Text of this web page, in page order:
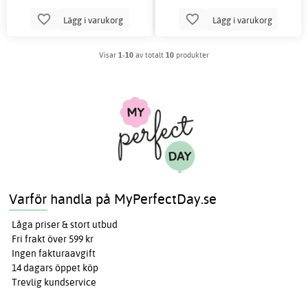
Lägg i varukorg Lägg i varukorg
Visar 1-10 av totalt 10 produkter
Varför handla på MyPerfectDay.se
Låga priser & stort utbud
Fri frakt över 599 kr
Ingen fakturaavgift
14 dagars öppet köp
Trevlig kundservice